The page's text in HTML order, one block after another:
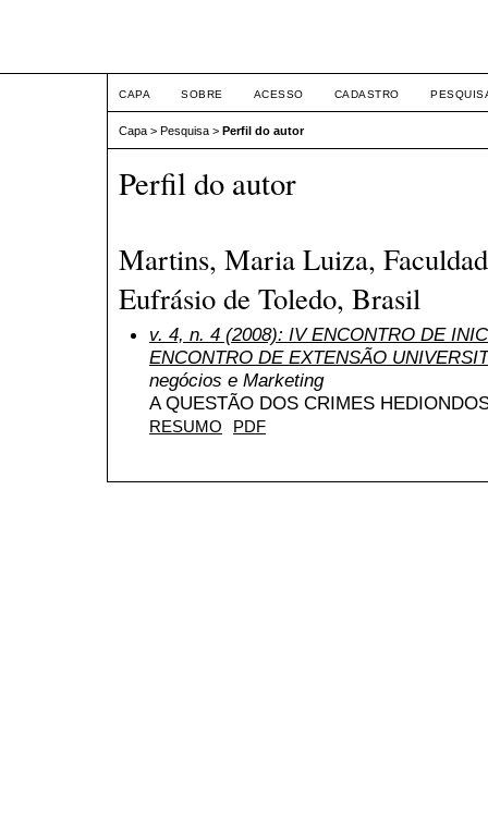
CAPA SOBRE ACESSO CADASTRO
Capa > Pesquisa > Perfil do autor
Perfil do autor
Martins, Maria Luiza,
Eufrásio de Toledo, Brasil
v. 4, n. 4 (2008): IV ENCONTRO DE
ENCONTRO DE EXTENSÃO
negócios e Marketing
A QUESTÃO DOS CRIMES
RESUMO PDF